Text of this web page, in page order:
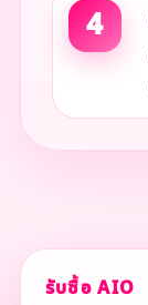
รับซื้อ AIO